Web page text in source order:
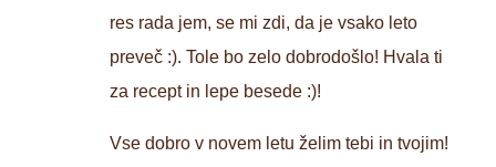
res rada jem, se mi zdi, da je vsako leto
preveč :). Tole bo zelo dobrodošlo! Hvala ti
za recept in lepe besede :)!
Vse dobro v novem letu želim tebi in tvojim!